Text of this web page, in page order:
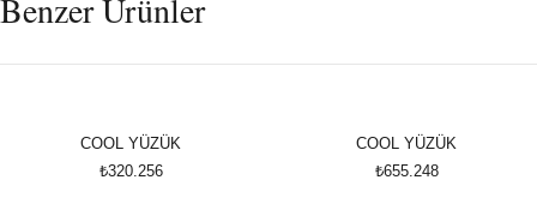
Benzer Ürünler
COOL YÜZÜK
₺320.256
COOL YÜZÜK
₺655.248